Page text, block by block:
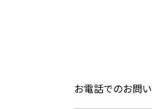
お電話でのお問